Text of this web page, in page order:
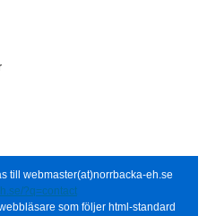
till webmaster(at)norrbacka-eh.se
?q=contact
som följer html-standard